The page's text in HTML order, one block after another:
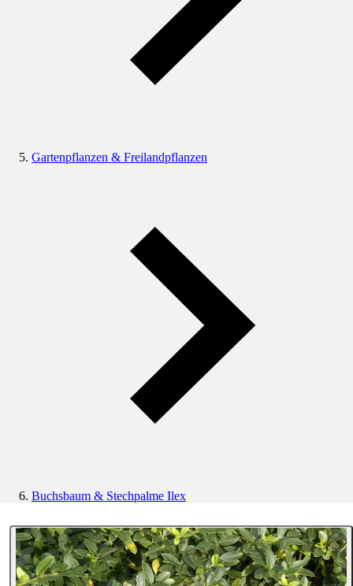
Gartenpflanzen & Freilandpflanzen
Buchsbaum & Stechpalme Ilex